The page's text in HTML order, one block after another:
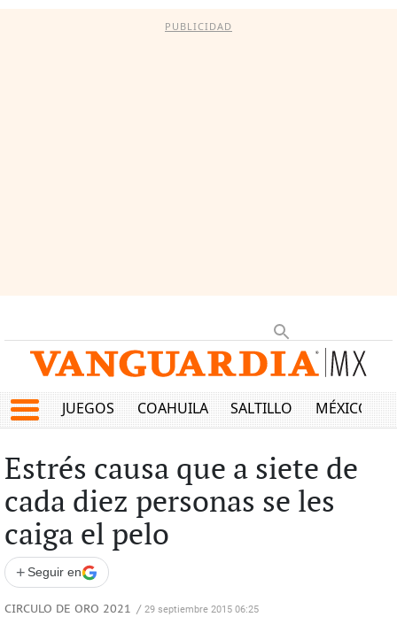
PUBLICIDAD
JUEGOS COAHUILA SALTILLO MÉXICO
Estrés causa que a siete de
cada diez personas se les
caiga el pelo
+ Seguir en
CIRCULO DE ORO 2021 / 29 septiembre 2015 06:25